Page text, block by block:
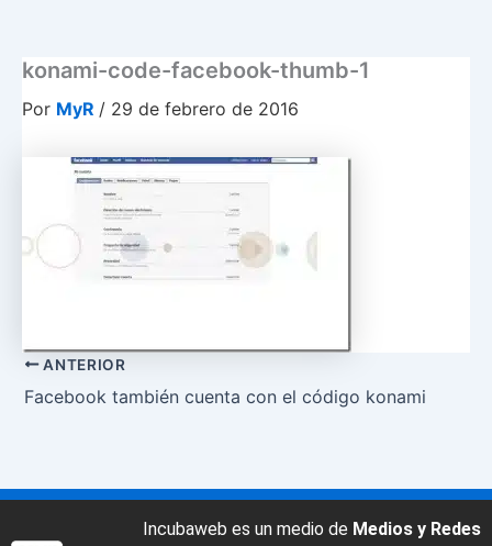
konami-code-facebook-thumb-1
Por MyR / 29 de febrero de 2016
ANTERIOR
Facebook también cuenta con el código konami
Incubaweb es un medio de Medios y Redes